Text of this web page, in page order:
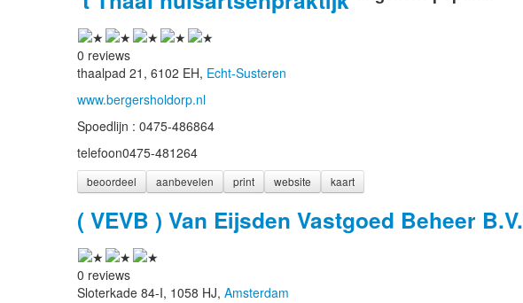
0 reviews
thaalpad 21, 6102 EH, Echt-Susteren
www.bergersholdorp.nl
Spoedlijn : 0475-486864
telefoon0475-481264
beoordeel aanbevelen print website kaart
( VEVB ) Van Eijsden Vastgoed Beheer B.V.
0 reviews
Sloterkade 84-I, 1058 HJ, Amsterdam